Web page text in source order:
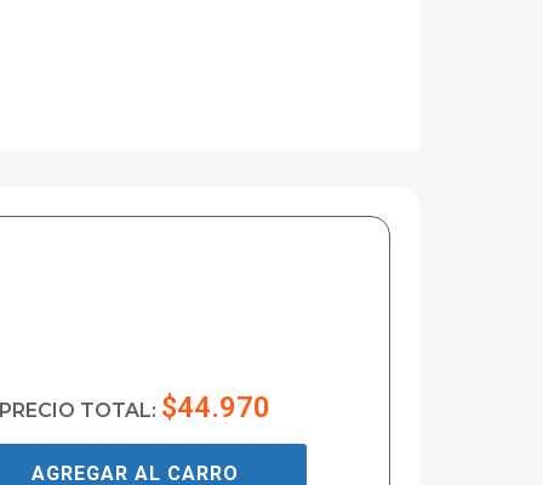
PRECIO TOTAL: $44.970
AGREGAR AL CARRO